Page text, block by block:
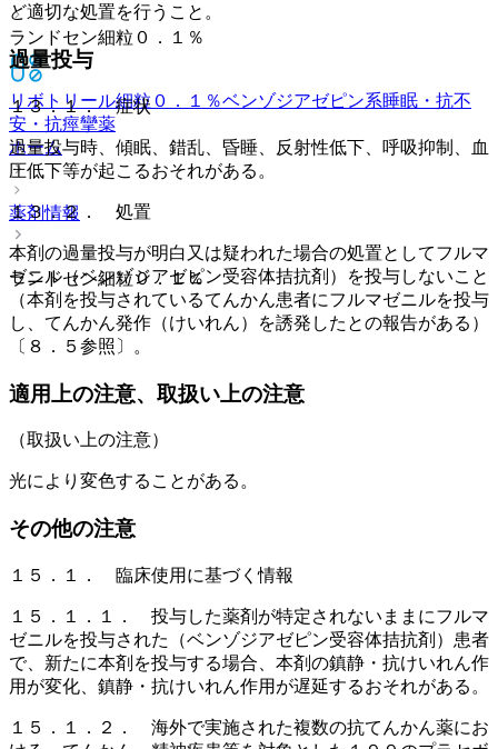
ランドセン細粒０．１％
リボトリール細粒０．１％ベンゾジアゼピン系睡眠・抗不
安・抗痙攣薬
ホーム
薬剤情報
ランドセン細粒０．１％
ど適切な処置を行うこと。
過量投与
１３．１． 症状
過量投与時、傾眠、錯乱、昏睡、反射性低下、呼吸抑制、血
圧低下等が起こるおそれがある。
１３．２． 処置
本剤の過量投与が明白又は疑われた場合の処置としてフルマ
ゼニル（ベンゾジアゼピン受容体拮抗剤）を投与しないこと
（本剤を投与されているてんかん患者にフルマゼニルを投与
し、てんかん発作（けいれん）を誘発したとの報告がある）
〔８．５参照〕。
適用上の注意、取扱い上の注意
（取扱い上の注意）
光により変色することがある。
その他の注意
１５．１． 臨床使用に基づく情報
１５．１．１． 投与した薬剤が特定されないままにフルマ
ゼニルを投与された（ベンゾジアゼピン受容体拮抗剤）患者
で、新たに本剤を投与する場合、本剤の鎮静・抗けいれん作
用が変化、鎮静・抗けいれん作用が遅延するおそれがある。
１５．１．２． 海外で実施された複数の抗てんかん薬にお